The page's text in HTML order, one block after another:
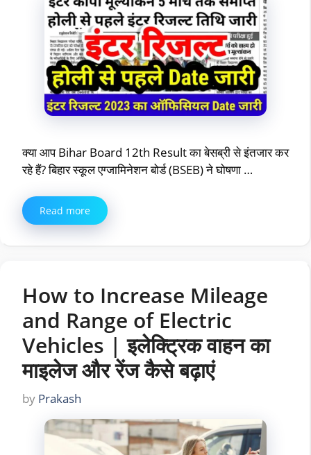
क्या आप Bihar Board 12th Result का बेसब्री से इंतजार कर
रहे हैं? बिहार स्कूल एग्जामिनेशन बोर्ड (BSEB) ने घोषणा …
Read more
How to Increase Mileage
and Range of Electric
Vehicles | इलेक्ट्रिक वाहन का
माइलेज और रेंज कैसे बढ़ाएं
by Prakash